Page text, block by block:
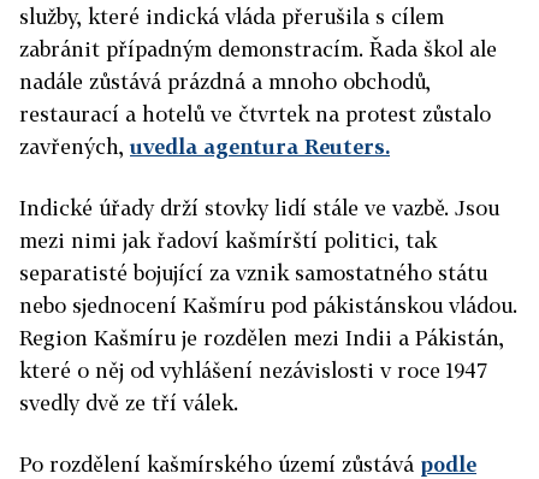
služby, které indická vláda přerušila s cílem
zabránit případným demonstracím. Řada škol ale
nadále zůstává prázdná a mnoho obchodů,
restaurací a hotelů ve čtvrtek na protest zůstalo
zavřených,uvedla agentura Reuters.
Indické úřady drží stovky lidí stále ve vazbě. Jsou
mezi nimi jak řadoví kašmírští politici, tak
separatisté bojující za vznik samostatného státu
nebo sjednocení Kašmíru pod pákistánskou vládou.
Region Kašmíru je rozdělen mezi Indii a Pákistán,
které o něj od vyhlášení nezávislosti v roce 1947
svedly dvě ze tří válek.
Po rozdělení kašmírského území zůstává podle